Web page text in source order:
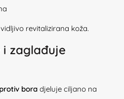
revitalizirana koža.
i zaglađuje
bora djeluje ciljano na